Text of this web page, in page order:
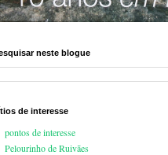
neste blogue
de interesse
pontos de interesse
Pelourinho de Ruivães